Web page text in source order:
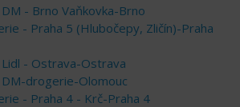
- Brno Vaňkovka-Brno
- Praha 5 (Hlubočepy, Zličín)-Praha
- Ostrava-Ostrava
drogerie-Olomouc
- Praha 4 - Krč-Praha 4